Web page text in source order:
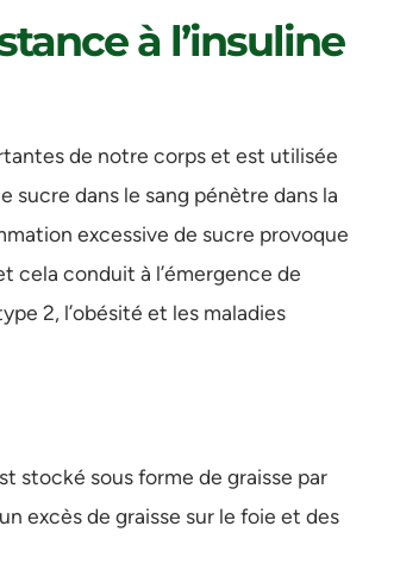
à l’insuline
de notre corps et est utilisée
sucre dans le sang pénètre dans la
excessive de sucre provoque
cela conduit à l’émergence de
2, l’obésité et les maladies
stocké sous forme de graisse par
excès de graisse sur le foie et des